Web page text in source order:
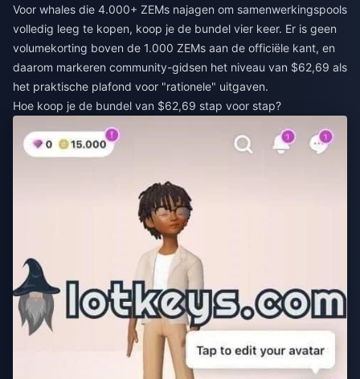
Voor whales die 4.000+ ZEMs najagen om samenwerkingspools
volledig leeg te kopen, koop je de bundel vier keer. Er is geen
volumekorting boven de 1.000 ZEMs aan de officiële kant, en
daarom markeren community-gidsen het niveau van $62,69 als
het praktische plafond voor "rationele" uitgaven.
Hoe koop je de bundel van $62,69 stap voor stap?